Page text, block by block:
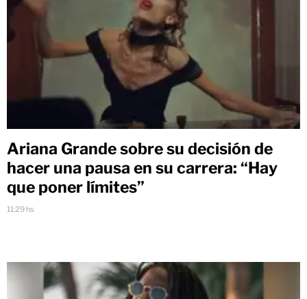
Ariana Grande sobre su decisión de
hacer una pausa en su carrera: “Hay
que poner límites”
11:29 hs